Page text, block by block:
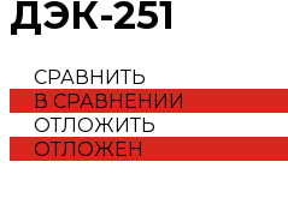
ДЭК-251
СРАВНИТЬ
В СРАВНЕНИИ
ОТЛОЖИТЬ
ОТЛОЖЕН